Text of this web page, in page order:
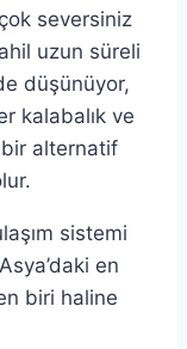
seversiniz
uzun süreli
düşünüyor,
kalabalık ve
alternatif
sistemi
en
biri haline